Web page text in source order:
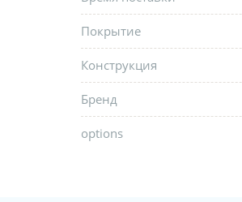
Покрытие
Конструкция
Бренд
options